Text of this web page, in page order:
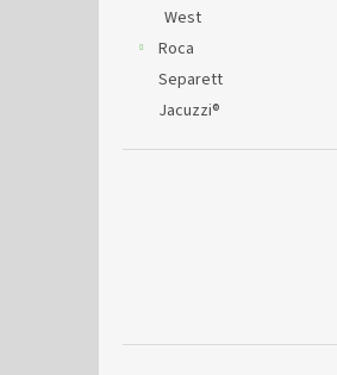
West
Roca
Separett
Jacuzzi®